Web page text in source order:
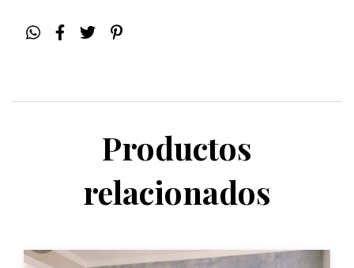
Productos
relacionados